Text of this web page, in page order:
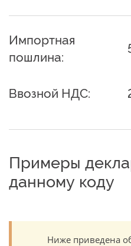
Импортная
пошлина:
Ввозной НДС:
Примеры
данному коду
Ниже приведена